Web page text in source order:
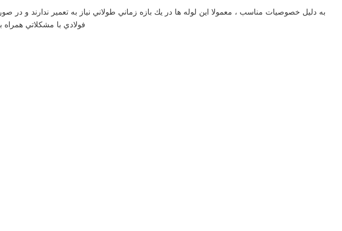
به دليل خصوصيات مناسب ، معمولا اين لوله ها در يك بازه زماني طولاني نياز به تعمير ندارند و در
فولادي با مشكلاتي همراه